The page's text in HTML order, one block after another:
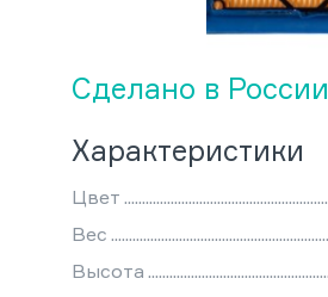
Сделано в России
Характеристики
Цвет
Вес
Высота